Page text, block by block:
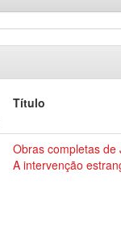
Título
Obras completas de
A intervenção